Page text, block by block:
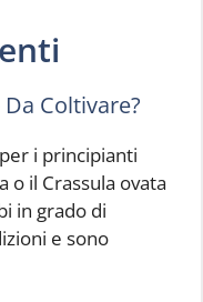
Coltivare?
i principianti
o il Crassula ovata
in grado di
e sono